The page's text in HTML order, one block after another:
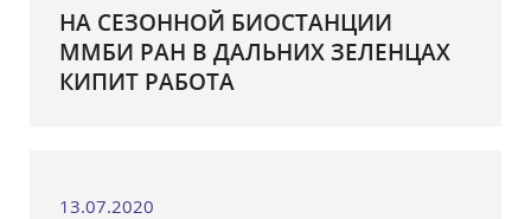
НА СЕЗОННОЙ БИОСТАНЦИИ
ММБИ РАН В ДАЛЬНИХ ЗЕЛЕНЦАХ
КИПИТ РАБОТА
13.07.2020